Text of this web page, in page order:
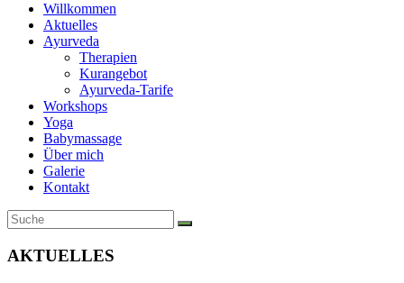
Willkommen
Aktuelles
Ayurveda
Therapien
Kurangebot
Ayurveda-Tarife
Workshops
Yoga
Babymassage
Über mich
Galerie
Kontakt
AKTUELLES